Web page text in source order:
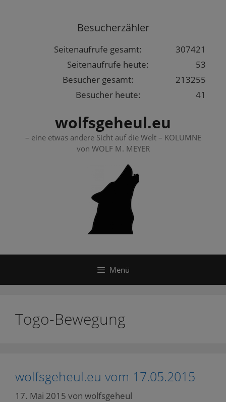
Besucherzähler
307421
Seitenaufrufe gesamt:
53
Seitenaufrufe heute:
213255
Besucher gesamt:
41
Besucher heute:
wolfsgeheul.eu
– eine etwas andere Sicht auf die Welt – KOLUMNE
von WOLF M. MEYER
Menü
Togo-Bewegung
wolfsgeheul.eu vom 17.05.2015
17. Mai 2015 von wolfsgeheul